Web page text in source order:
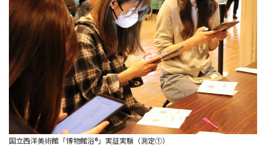
国立西洋美術館「博物館浴®」実証実験（測定①）